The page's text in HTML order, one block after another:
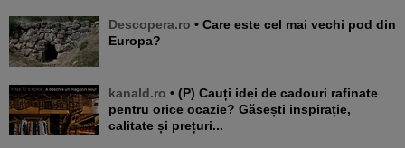
Descopera.ro • Care este cel mai vechi pod din
Europa?
kanald.ro • (P) Cauți idei de cadouri rafinate
pentru orice ocazie? Găsești inspirație,
calitate și prețuri...